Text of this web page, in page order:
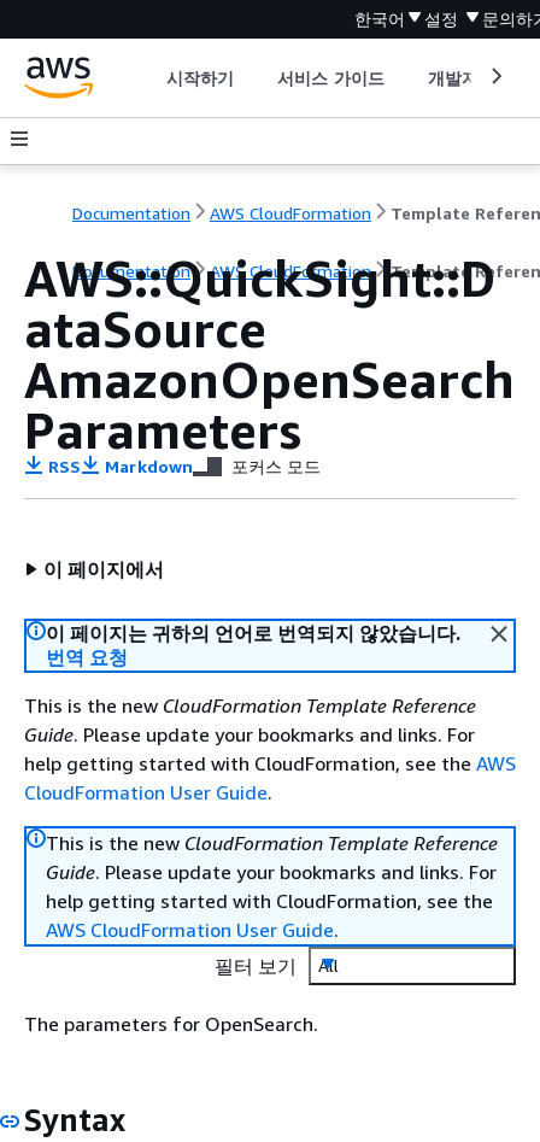
한국어 설정 문의하
시작하기 서비스 가이드 개발자 도구
Documentation AWS CloudFormation Template
Documentation AWS CloudFormation Template
AWS::QuickSight::D
ataSource
AmazonOpenSearch
Parameters
RSS Markdown 포커스 모드
이 페이지에서
이 페이지는 귀하의 언어로 번역되지 않았습니다.
번역 요청
This is the new CloudFormation Template Reference
Guide. Please update your bookmarks and links. For
help getting started with CloudFormation, see the AWS
CloudFormation User Guide.
This is the new CloudFormation Template Reference
Guide. Please update your bookmarks and links. For
help getting started with CloudFormation, see the
AWS CloudFormation User Guide.
필터 보기
All
The parameters for OpenSearch.
Syntax